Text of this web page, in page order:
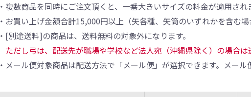
・複数商品を同時にご注文頂くと、一番大きいサイズの料金が適用され
・お買い上げ金額合計15,000円以上（矢各種、矢筒のいずれかを含む
・[別途送料]の商品は、送料無料の対象外になります。
ただし弓は、配送先が職場や学校など法人宛（沖縄県除く）の場合は
・メール便対象商品は配送方法で「メール便」が選択できます。メー